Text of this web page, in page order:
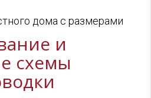
дома с размерами
и
схемы